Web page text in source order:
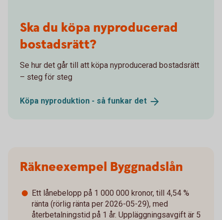
Ska du köpa nyproducerad
bostadsrätt?
Se hur det går till att köpa nyproducerad bostadsrätt
– steg för steg
Köpa nyproduktion - så funkar det
Räkneexempel Byggnadslån
Ett lånebelopp på 1 000 000 kronor, till 4,54 %
ränta (rörlig ränta per 2026-05-29), med
återbetalningstid på 1 år. Uppläggningsavgift är 5